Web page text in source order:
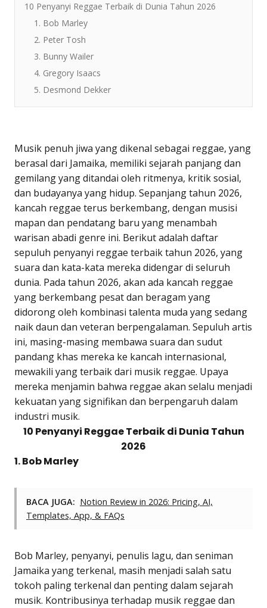
10 Penyanyi Reggae Terbaik di Dunia Tahun 2026
1. Bob Marley
2. Peter Tosh
3. Bunny Wailer
4. Gregory Isaacs
5. Desmond Dekker
Musik penuh jiwa yang dikenal sebagai reggae, yang
berasal dari Jamaika, memiliki sejarah panjang dan
gemilang yang ditandai oleh ritmenya, kritik sosial,
dan budayanya yang hidup. Sepanjang tahun 2026,
kancah reggae terus berkembang, dengan musisi
mapan dan pendatang baru yang menambah
warisan abadi genre ini. Berikut adalah daftar
sepuluh penyanyi reggae terbaik tahun 2026, yang
suara dan kata-kata mereka didengar di seluruh
dunia. Pada tahun 2026, akan ada kancah reggae
yang berkembang pesat dan beragam yang
didorong oleh kombinasi talenta muda yang sedang
naik daun dan veteran berpengalaman. Sepuluh artis
ini, masing-masing membawa suara dan sudut
pandang khas mereka ke kancah internasional,
mewakili yang terbaik dari musik reggae. Upaya
mereka menjamin bahwa reggae akan selalu menjadi
kekuatan yang signifikan dan berpengaruh dalam
industri musik.
10 Penyanyi Reggae Terbaik di Dunia Tahun
2026
1. Bob Marley
BACA JUGA: Notion Review in 2026: Pricing, AI,
Templates, App, & FAQs
Bob Marley, penyanyi, penulis lagu, dan seniman
Jamaika yang terkenal, masih menjadi salah satu
tokoh paling terkenal dan penting dalam sejarah
musik. Kontribusinya terhadap musik reggae dan